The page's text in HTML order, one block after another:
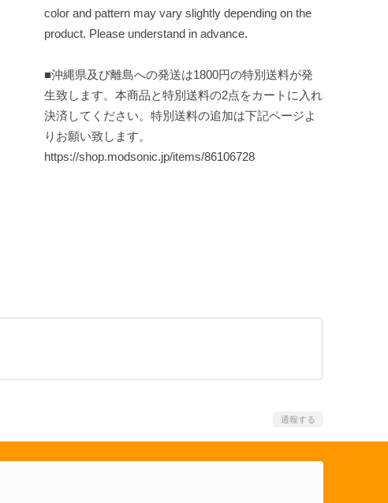
color and pattern may vary slightly depending on the
product. Please understand in advance.
■沖縄県及び離島への発送は1800円の特別送料が発
生致します。本商品と特別送料の2点をカートに入れ
決済してください。特別送料の追加は下記ページよ
りお願い致します。
https://shop.modsonic.jp/items/86106728
通報する